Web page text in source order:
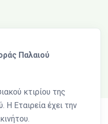
Παλαιού
κτιρίου της
Η Εταιρεία έχει την